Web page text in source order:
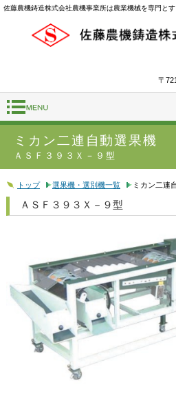
佐藤農機鋳造株式会社農機事業所は農業機械を専門とす
〒
ミカン二連自動選果機
ＡＳＦ３９３Ｘ－９型
トップ 選果機・選別機一覧 ミカン二連
ＡＳＦ３９３Ｘ－９型